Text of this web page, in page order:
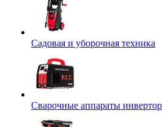
Садовая и уборочная техника
Сварочные аппараты